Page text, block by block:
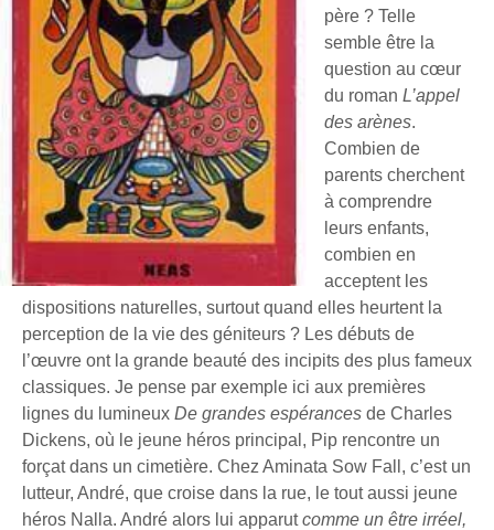
père ? Telle
semble être la
question au cœur
du roman L’appel
des arènes.
Combien de
parents cherchent
à comprendre
leurs enfants,
combien en
acceptent les
dispositions naturelles, surtout quand elles heurtent la
perception de la vie des géniteurs ? Les débuts de
l’œuvre ont la grande beauté des incipits des plus fameux
classiques. Je pense par exemple ici aux premières
lignes du lumineux De grandes espérances de Charles
Dickens, où le jeune héros principal, Pip rencontre un
forçat dans un cimetière. Chez Aminata Sow Fall, c’est un
lutteur, André, que croise dans la rue, le tout aussi jeune
héros Nalla. André alors lui apparutcomme un être irréel,